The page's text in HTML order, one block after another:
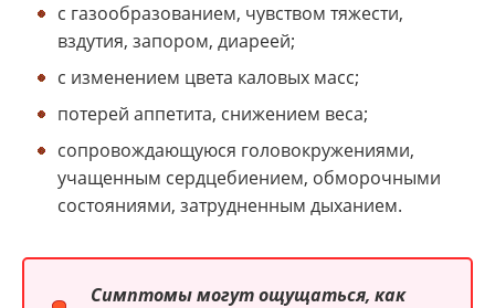
с газообразованием, чувством тяжести,
вздутия, запором, диареей;
с изменением цвета каловых масс;
потерей аппетита, снижением веса;
сопровождающуюся головокружениями,
учащенным сердцебиением, обморочными
состояниями, затрудненным дыханием.
Симптомы могут ощущаться, как